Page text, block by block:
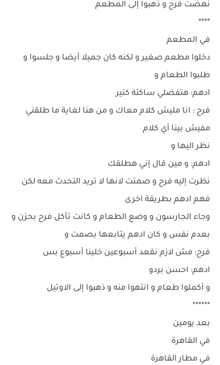
نهضت فرح و ذهبوا إلى المطعم
****
في المطعم
دخلوا مطعم صغير و لكنه كان جميلا أيضا و جلسوا و
طلبوا الطعام و
ادهم: هتفضلي ساكتة كتير
فرح : انا مليش كلام معاك و من هنا لغاية ما طلقني
مفيش بينا أي كلام
نظر اليها و
ادهم: و مين قال إني هطلقك
نظرت إليه فرح و صمتت لانها لا تريد التحدث معه لكن
فهم ادهم بطريقة اخرى
وجاء الجارسون و وضع الطعام و كانت تأكل فرح بحزن و
بعدم نفس و كان ادهم يتابعها بصمت و
فرح: مش لازم نقعد أسبوعين خلينا أسبوع بس
ادهم: احسن بردو
و أكملوا طعام و انتهوا منه و ذهبوا إلى الاوتيل
******
بعد يومين
في القاهرة
في مطار القاهرة